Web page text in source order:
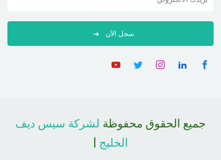
سجل الآن
جميع الحقوق محفوظة لشركة سيس ديف
الخليج |